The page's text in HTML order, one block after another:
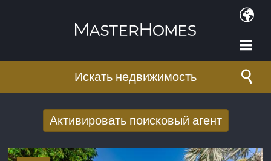
Искать недвижимость
Активировать поисковый агент
электронной почте